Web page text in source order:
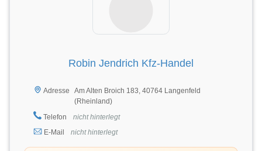
Robin Jendrich Kfz-Handel
Adresse
Am Alten Broich 183, 40764 Langenfeld
(Rheinland)
Telefon
nicht hinterlegt
E-Mail
nicht hinterlegt